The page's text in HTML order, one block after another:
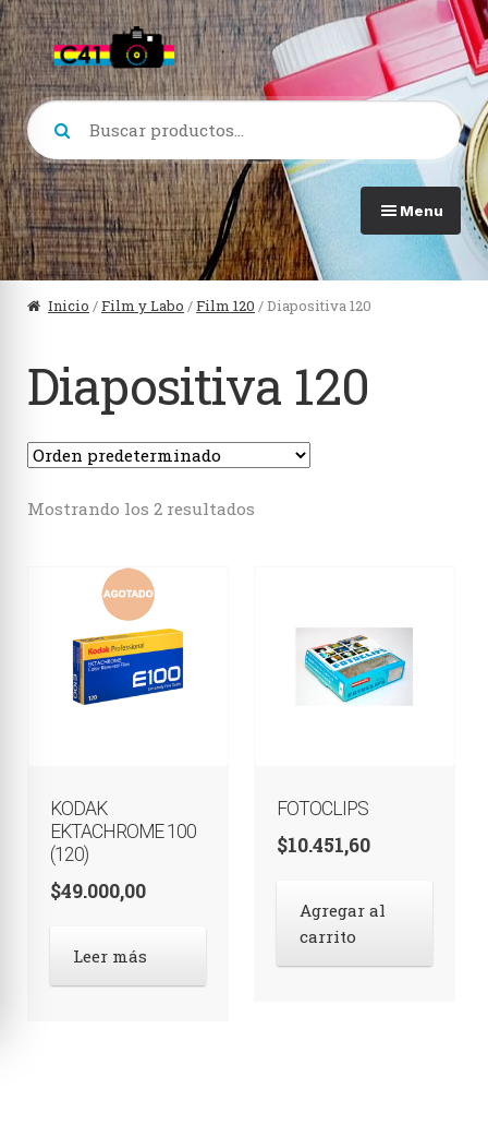
Skip
to
navigation
Skip
to
content
Buscar
por:
Menu
Inicio /Film y Labo /Film 120 / Diapositiva 120
Diapositiva 120
Mostrando los 2 resultados
KODAK
EKTACHROME 100
(120)
$49.000,00
Leer más
FOTOCLIPS
$10.451,60
Agregar al
carrito
Ver todo en Cámaras
Formato 35mm
Formato 110
Estenopeicas